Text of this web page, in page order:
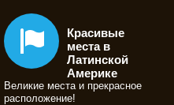
Красивые
места в
Латинской
Америке
Великие места и прекрасное
расположение!